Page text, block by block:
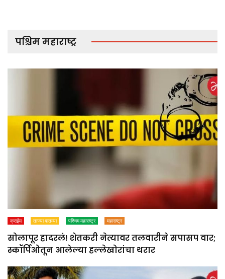
पश्चिम महाराष्ट्र
क्राईम ताज्या बातम्या पश्चिम महाराष्ट्र महाराष्ट्र
सोलापूर हादरलं! शेतकरी नेत्यावर तलवारीने सपासप वार;
स्कॉर्पिओतून आलेल्या हल्लेखोरांचा थरार